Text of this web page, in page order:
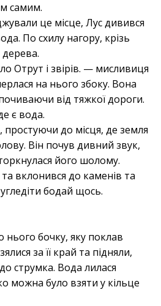
самим.
це місце, Лус дивився
По схилу нагору, крізь
Отрут і звірів. — мисливиця
на нього збоку. Вона
від тяжкої дороги.
є вода.
простуючи до місця, де земля
Він почув дивний звук,
його шолому.
вклонився до каменів та
бодай щось.
нього бочку, яку поклав
за її край та підняли,
струмка. Вода лилася
можна було взяти у кільце